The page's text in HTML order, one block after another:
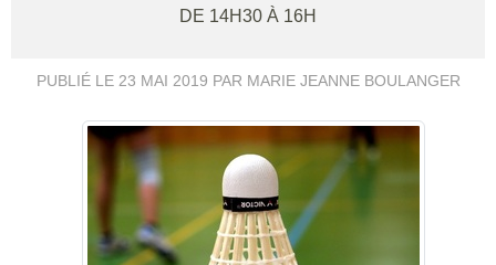
DE 14H30 À 16H
PUBLIÉ LE 23 MAI 2019 PAR MARIE JEANNE BOULANGER